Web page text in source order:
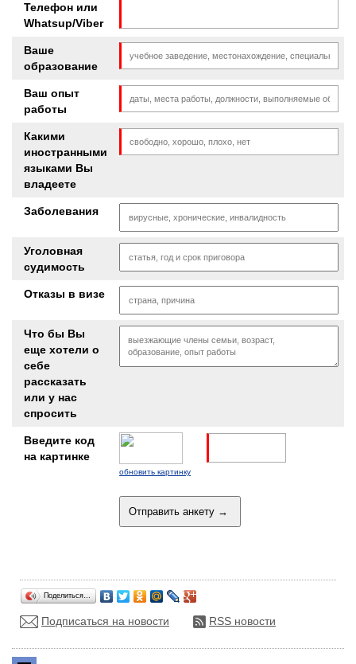
Телефон или
Whatsup/Viber
Ваше
образование
Ваш опыт
работы
Какими
иностранными
языками Вы
владеете
Заболевания
Уголовная
судимость
Отказы в визе
Что бы Вы
еще хотели о
себе
рассказать
или у нас
спросить
Введите код
на картинке
обновить картинку
Поделиться…
Подписаться на новости RSS новости